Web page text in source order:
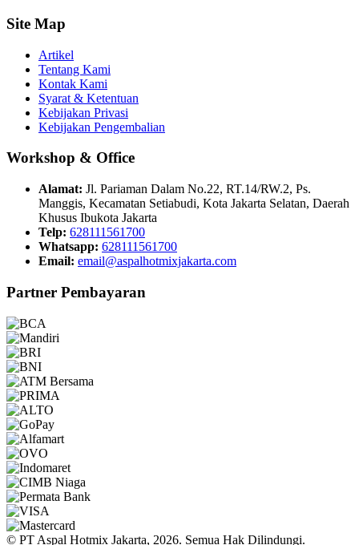
Site Map
Artikel
Tentang Kami
Kontak Kami
Syarat & Ketentuan
Kebijakan Privasi
Kebijakan Pengembalian
Workshop & Office
Alamat: Jl. Pariaman Dalam No.22, RT.14/RW.2, Ps.
Manggis, Kecamatan Setiabudi, Kota Jakarta Selatan, Daerah
Khusus Ibukota Jakarta
Telp: 628111561700
Whatsapp: 628111561700
Email: email@aspalhotmixjakarta.com
Partner Pembayaran
© PT Aspal Hotmix Jakarta, 2026. Semua Hak Dilindungi.